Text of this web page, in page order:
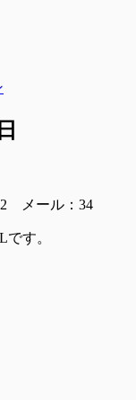
メール：34
す。